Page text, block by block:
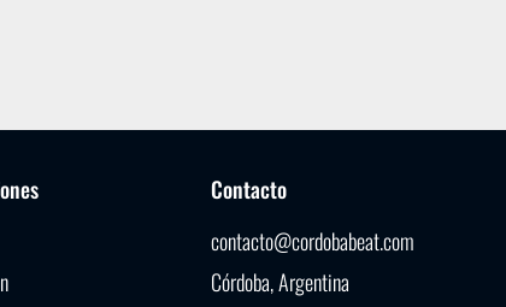
Contacto
contacto@cordobabeat.com
Córdoba, Argentina